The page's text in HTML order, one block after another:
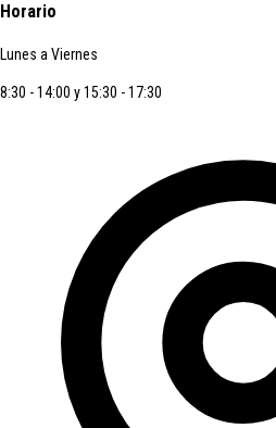
Horario
Lunes a Viernes
8:30 - 14:00 y 15:30 - 17:30